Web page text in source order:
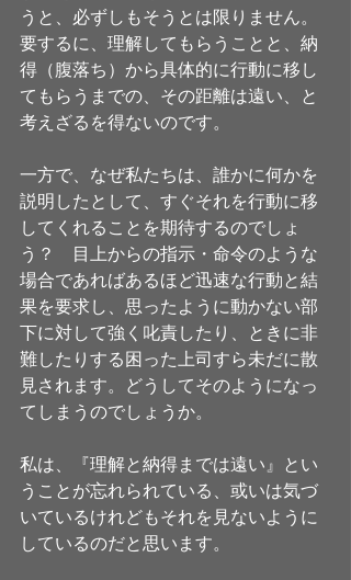
うと、必ずしもそうとは限りません。
要するに、理解してもらうことと、納
得（腹落ち）から具体的に行動に移し
てもらうまでの、その距離は遠い、と
考えざるを得ないのです。
一方で、なぜ私たちは、誰かに何かを
説明したとして、すぐそれを行動に移
してくれることを期待するのでしょ
う？　目上からの指示・命令のような
場合であればあるほど迅速な行動と結
果を要求し、思ったように動かない部
下に対して強く叱責したり、ときに非
難したりする困った上司すら未だに散
見されます。どうしてそのようになっ
てしまうのでしょうか。
私は、『理解と納得までは遠い』とい
うことが忘れられている、或いは気づ
いているけれどもそれを見ないように
しているのだと思います。